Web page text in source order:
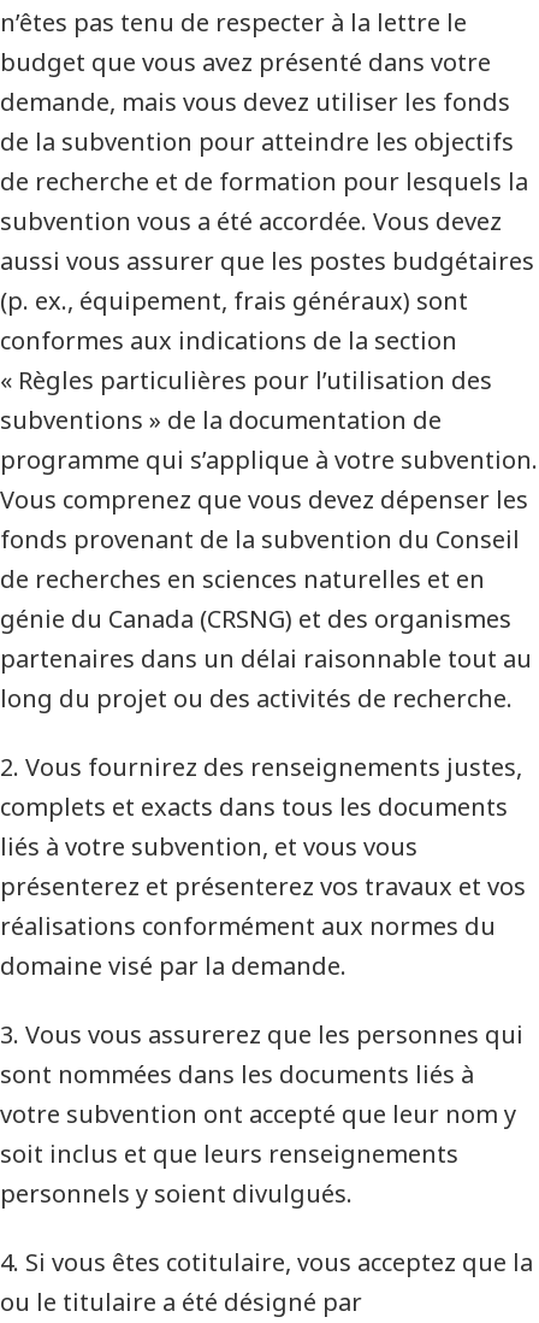
n’êtes pas tenu de respecter à la lettre le
budget que vous avez présenté dans votre
demande, mais vous devez utiliser les fonds
de la subvention pour atteindre les objectifs
de recherche et de formation pour lesquels la
subvention vous a été accordée. Vous devez
aussi vous assurer que les postes budgétaires
(p. ex., équipement, frais généraux) sont
conformes aux indications de la section
« Règles particulières pour l’utilisation des
subventions » de la documentation de
programme qui s’applique à votre subvention.
Vous comprenez que vous devez dépenser les
fonds provenant de la subvention du Conseil
de recherches en sciences naturelles et en
génie du Canada (CRSNG) et des organismes
partenaires dans un délai raisonnable tout au
long du projet ou des activités de recherche.
2. Vous fournirez des renseignements justes,
complets et exacts dans tous les documents
liés à votre subvention, et vous vous
présenterez et présenterez vos travaux et vos
réalisations conformément aux normes du
domaine visé par la demande.
3. Vous vous assurerez que les personnes qui
sont nommées dans les documents liés à
votre subvention ont accepté que leur nom y
soit inclus et que leurs renseignements
personnels y soient divulgués.
4. Si vous êtes cotitulaire, vous acceptez que la
ou le titulaire a été désigné par